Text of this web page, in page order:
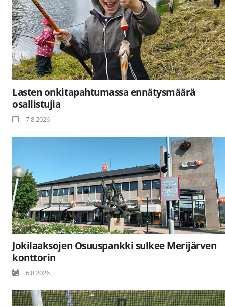
Lasten onkitapahtumassa ennätysmäärä
osallistujia
7.8.2026
Jokilaaksojen Osuuspankki sulkee Merijärven
konttorin
6.8.2026